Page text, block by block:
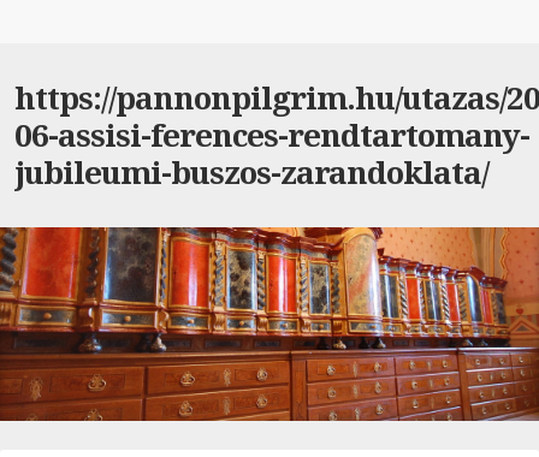
https://pannonpilgrim.hu/utazas/
06-assisi-ferences-rendtartomany-
jubileumi-buszos-zarandoklata/